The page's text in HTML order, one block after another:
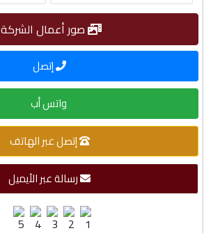
الأقسام
مميزة
إبحث
بنا
صور أعمال الشركة
إتصل
واتس أب
إتصل عبر الهاتف
رسالة عبر الأيميل